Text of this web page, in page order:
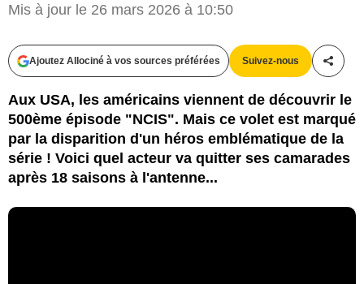
Mis à jour le 26 mars 2026 à 10:50
Ajoutez Allociné à vos sources préférées Suivez-nous
Aux USA, les américains viennent de découvrir le
500ème épisode "NCIS". Mais ce volet est marqué
par la disparition d'un héros emblématique de la
série ! Voici quel acteur va quitter ses camarades
après 18 saisons à l'antenne...